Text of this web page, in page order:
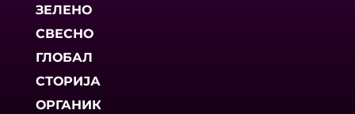
ЗЕЛЕНО
СВЕСНО
ГЛОБАЛ
СТОРИЈА
ОРГАНИК